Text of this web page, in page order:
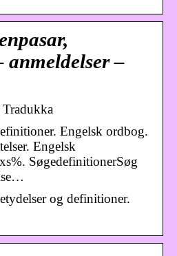
anmeldelser –
Engelsk ordbog.
Engelsk
SøgedefinitionerSøg
og definitioner.